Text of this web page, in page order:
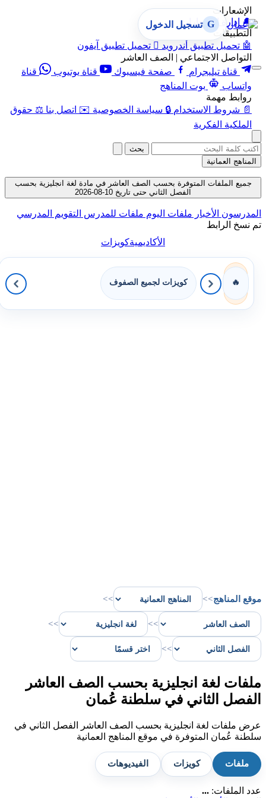
الإشعارات
🔔 إدارة الإشعارات
التطبيقات
🤖 تحميل تطبيق أندرويد  تحميل تطبيق آيفون
التواصل الاجتماعي | الصف العاشر
قناة تيليجرام
صفحة فيسبوك قناة يوتيوب
قناة
واتساب
بوت المناهج
روابط مهمة
📄 شروط الاستخدام 🔒 سياسة الخصوصية ✉️ اتصل بنا ⚖️ حقوق
الملكية الفكرية
G تسجيل الدخول
بحث
المناهج العمانية
جميع الملفات المتوفرة بحسب الصف العاشر في مادة لغة انجليزية بحسب
الفصل الثاني حتى تاريخ 10-08-2026
المدرسون الأخبار ملفات اليوم ملفات للمدرس التقويم المدرسي
تم نسخ الرابط
الأكاديميةكويزات
🔥 كويزات لجميع الصفوف
موقع المناهج>>
>>
>>
>>
>>
ملفات لغة انجليزية بحسب الصف العاشر
الفصل الثاني في سلطنة عُمان
عرض ملفات لغة انجليزية بحسب الصف العاشر الفصل الثاني في
سلطنة عُمان المتوفرة في موقع المناهج العمانية
ملفات كويزات الفيديوهات
عدد الملفات: ...